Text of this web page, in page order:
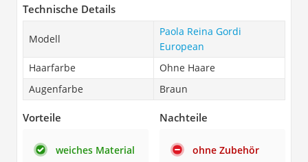
Technische Details
Modell
Paola Reina Gordi
European
Haarfarbe
Ohne Haare
Augenfarbe
Braun
Vorteile
weiches Material
Nachteile
ohne Zubehör